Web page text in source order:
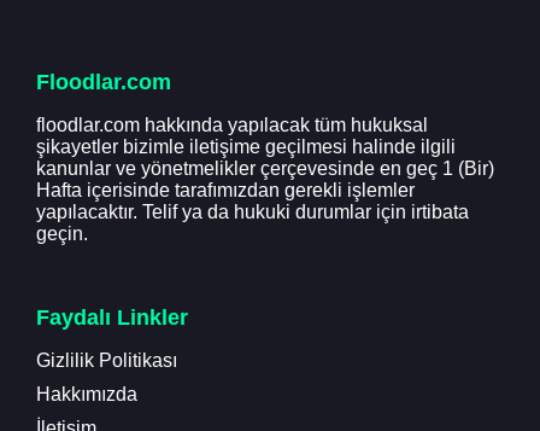
Floodlar.com
floodlar.com hakkında yapılacak tüm hukuksal
şikayetler bizimle iletişime geçilmesi halinde ilgili
kanunlar ve yönetmelikler çerçevesinde en geç 1 (Bir)
Hafta içerisinde tarafımızdan gerekli işlemler
yapılacaktır. Telif ya da hukuki durumlar için irtibata
geçin.
Faydalı Linkler
Gizlilik Politikası
Hakkımızda